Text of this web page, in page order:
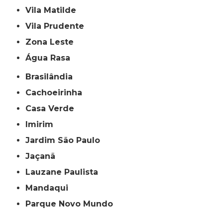
Vila Matilde
Vila Prudente
Zona Leste
Água Rasa
Brasilândia
Cachoeirinha
Casa Verde
Imirim
Jardim São Paulo
Jaçanã
Lauzane Paulista
Mandaqui
Parque Novo Mundo